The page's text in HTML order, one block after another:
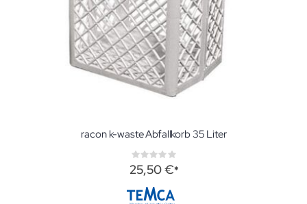
racon k-waste Abfallkorb 35 Liter
Rating:
0%
25,50 €